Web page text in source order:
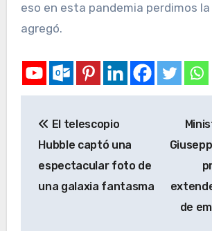
eso en esta pandemia perdimos la
agregó.
El telescopio
Hubble captó una
espectacular foto de
una galaxia fantasma
de